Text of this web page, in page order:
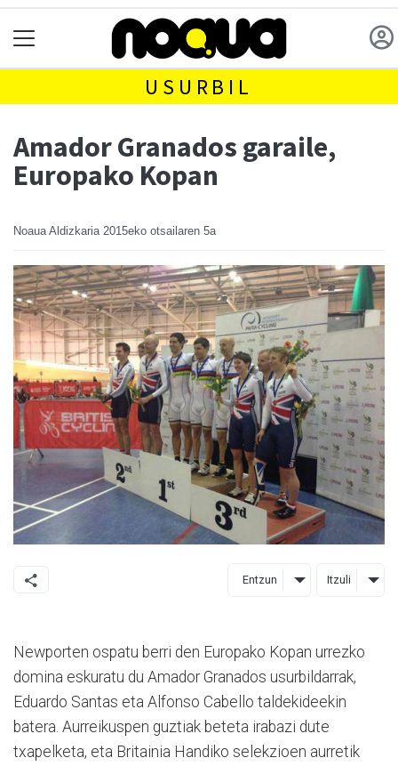
USURBIL
Amador Granados garaile,
Europako Kopan
Noaua Aldizkaria 2015eko otsailaren 5a
Entzun Itzuli
Newporten ospatu berri den Europako Kopan urrezko
domina eskuratu du Amador Granados usurbildarrak,
Eduardo Santas eta Alfonso Cabello taldekideekin
batera. Aurreikuspen guztiak beteta irabazi dute
txapelketa, eta Britainia Handiko selekzioen aurretik